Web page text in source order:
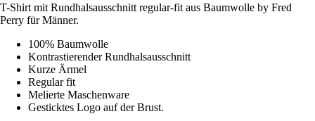
T-Shirt mit Rundhalsausschnitt regular-fit aus Baumwolle by Fred
Perry für Männer.
100% Baumwolle
Kontrastierender Rundhalsausschnitt
Kurze Ärmel
Regular fit
Melierte Maschenware
Gesticktes Logo auf der Brust.